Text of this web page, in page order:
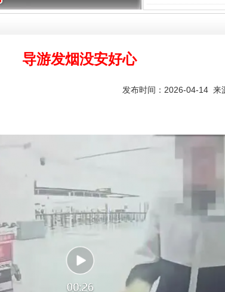
导游发烟没安好心
发布时间：2026-04-14 来